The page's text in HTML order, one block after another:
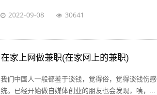
2022-09-08 30641
在家上网做兼职(在家网上的兼职)
我们中国人一般都羞于谈钱，觉得俗，觉得谈钱伤
统。已经开始做自媒体创业的朋友也会发现，咦，...